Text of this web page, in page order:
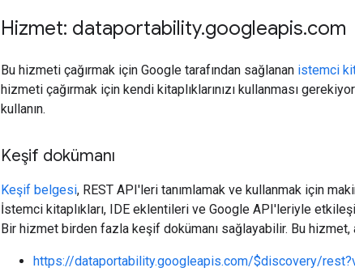
Hizmet: dataportability.googleapis.com
Bu hizmeti çağırmak için Google tarafından sağlanan istemci
hizmeti çağırmak için kendi kitaplıklarınızı kullanması
kullanın.
Keşif dokümanı
Keşif belgesi, REST API'leri tanımlamak ve kullanmak için
İstemci kitaplıkları, IDE eklentileri ve Google API'leriyle
Bir hizmet birden fazla keşif dokümanı sağlayabilir. Bu hizmet,
https://dataportability.googleapis.com/$discovery/